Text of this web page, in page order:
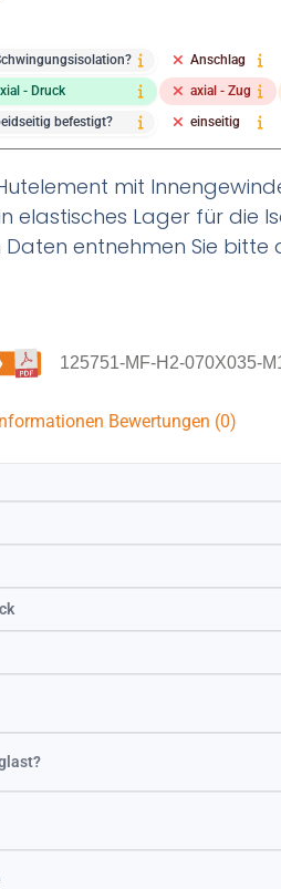
Anschlag
- Druck axial - Zug
befestigt? einseitig
mit
elastisches Lager für die
Daten entnehmen Sie
125751-MF-H2-070X035-
Bewertungen (0)